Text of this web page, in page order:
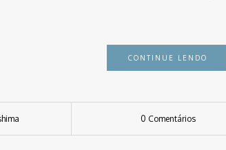
CONTINUE LENDO
0 Comentários